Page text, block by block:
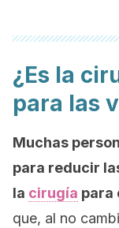
¿Es la
para las
Muchas
para reducir
la cirugía para
que, al no